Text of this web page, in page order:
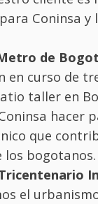
Coninsa y
de
en curso de
taller en
hacer
que
los bogotanos.
el